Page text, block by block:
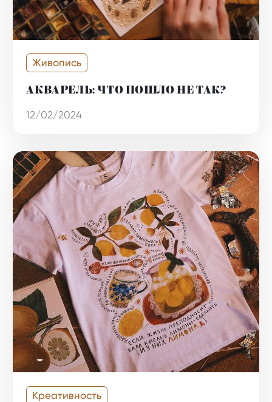
АКВАРЕЛЬ: ЧТО ПОШЛО НЕ ТАК?
Живопись
12/02/2024
Креативность